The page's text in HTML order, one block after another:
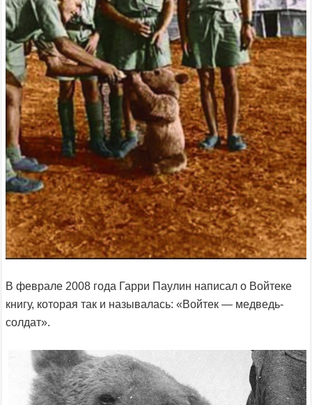
В феврале 2008 года Гарри Паулин написал о Войтеке
книгу, которая так и называлась: «Войтек — медведь-
солдат».